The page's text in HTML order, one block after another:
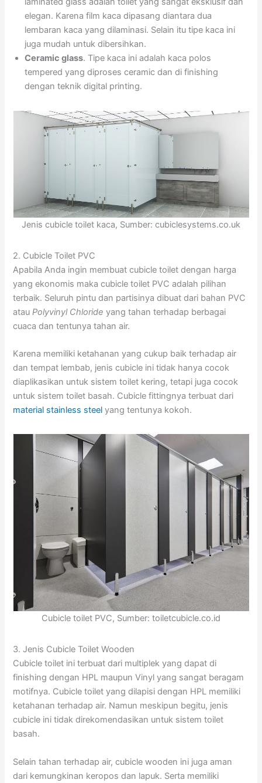
elegan. Karena film kaca dipasang diantara dua
lembaran kaca yang dilaminasi. Selain itu tipe kaca ini
juga mudah untuk dibersihkan.
Ceramic glass. Tipe kaca ini adalah kaca polos
tempered yang diproses ceramic dan di finishing
dengan teknik digital printing.
Jenis cubicle toilet kaca, Sumber: cubiclesystems.co.uk
2. Cubicle Toilet PVC
Apabila Anda ingin membuat cubicle toilet dengan harga
yang ekonomis maka cubicle toilet PVC adalah pilihan
terbaik. Seluruh pintu dan partisinya dibuat dari bahan PVC
atauPolyvinyl Chloride yang tahan terhadap berbagai
cuaca dan tentunya tahan air.
Karena memiliki ketahanan yang cukup baik terhadap air
dan tempat lembab, jenis cubicle ini tidak hanya cocok
diaplikasikan untuk sistem toilet kering, tetapi juga cocok
untuk sistem toilet basah. Cubicle fittingnya terbuat dari
material stainless steel yang tentunya kokoh.
Cubicle toilet PVC, Sumber: toiletcubicle.co.id
3. Jenis Cubicle Toilet Wooden
Cubicle toilet ini terbuat dari multiplek yang dapat di
finishing dengan HPL maupun Vinyl yang sangat beragam
motifnya. Cubicle toilet yang dilapisi dengan HPL memiliki
ketahanan terhadap air. Namun meskipun begitu, jenis
cubicle ini tidak direkomendasikan untuk sistem toilet
basah.
Selain tahan terhadap air, cubicle wooden ini juga aman
dari kemungkinan keropos dan lapuk. Serta memiliki